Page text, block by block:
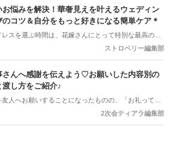
婚式とは違った雰囲気でゲストとゆっくり楽しめるの
の魅力＊ 今回は、二次会をもっと可愛く、おふたり
めのアイデアをご紹介します♡
お悩みを解決！華奢見えを叶えるウェディン
のコツ＆自分をもっと好きになる簡単ケア＊
スを選ぶ時間は、花嫁さんにとって特別な最高のひ
ふと試着室の鏡を見たときに「なんだか肩がいかつく
の印象はドレスのシルエットを大きく左右するため、
だったらドレスが似合うのに…」と悩むプレ花嫁さん
いんです。でも、決して落ち込む必要はありませ
ドレス選びの工夫やセルフケアを取り入れるだけ
印象は驚くほどガラリと変わります＊
ストロベリー編集部
さんへ感謝を伝えよう♡お願いした内容別の
渡し方をご紹介♪
人へお願いすることになったものの、「お礼って必
らい渡すのが一般的なんだろう？」と悩む花嫁さんも
2次会ティアラ編集部